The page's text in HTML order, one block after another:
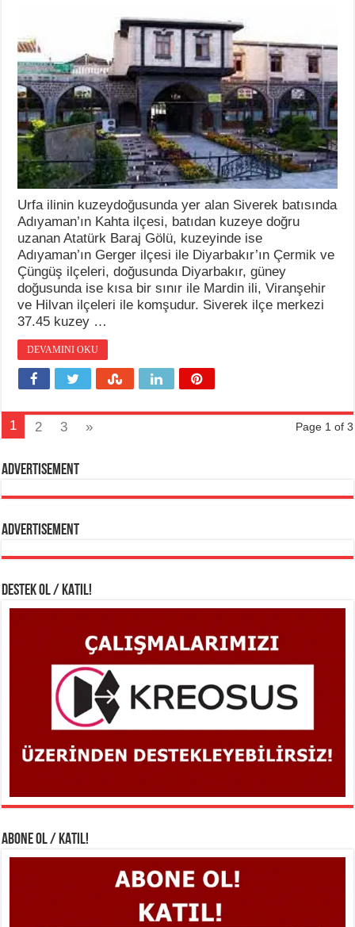
Urfa ilinin kuzeydoğusunda yer alan Siverek batısında
Adıyaman’ın Kahta ilçesi, batıdan kuzeye doğru
uzanan Atatürk Baraj Gölü, kuzeyinde ise
Adıyaman’ın Gerger ilçesi ile Diyarbakır’ın Çermik ve
Çüngüş ilçeleri, doğusunda Diyarbakır, güney
doğusunda ise kısa bir sınır ile Mardin ili, Viranşehir
ve Hilvan ilçeleri ile komşudur. Siverek ilçe merkezi
37.45 kuzey …
DEVAMINI OKU
Page 1 of 3
1 2 3 »
Advertisement
Advertisement
DESTEK OL / KATIL!
ABONE OL / KATIL!